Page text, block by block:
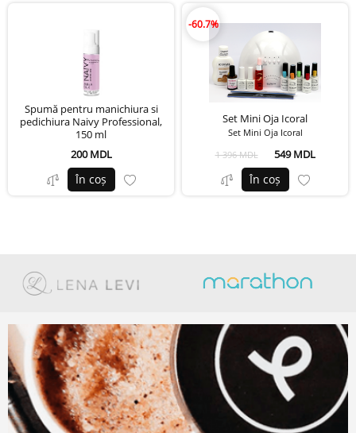
Spumă pentru manichiura si
pedichiura Naivy Professional,
150 ml
200 MDL
În coș
-60.7%
Set Mini Oja Icoral
Set Mini Oja Icoral
1 396 MDL
549 MDL
În coș